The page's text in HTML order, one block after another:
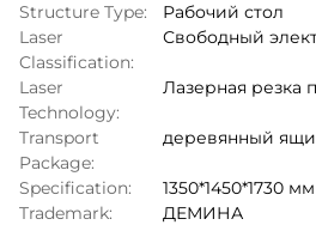
Structure Type:
Рабочий стол
Laser
Classification:
Свободный
Laser
Technology:
Лазерная резка
Transport
Package:
деревянный
Specification:
1350*1450*1730 мм
Trademark:
ДЕМИНА